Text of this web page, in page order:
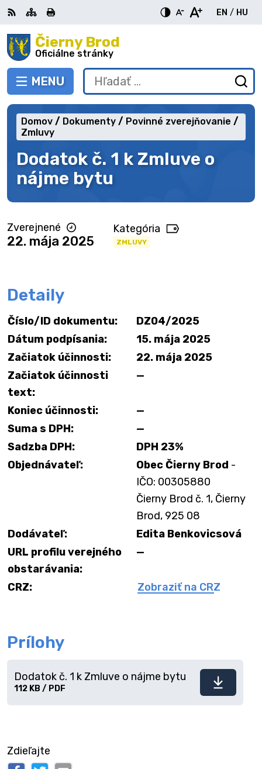
Preskočiť
na
obsah Čierny Brod
Oficiálne stránky
PREPNÚŤ
MENU
RSS MapaTlačiť
EN
English
/ HU
Hľadať:
Dodatok č. 1 k Zmluve o
nájme bytu
Domov Dokumenty
Povinné zverejňovanie
Zmluvy
Zverejnené
22. mája 2025
Kategória
ZMLUVY
Detaily
Číslo/ID dokumentu:
DZ04/2025
Dátum podpísania:
15. mája 2025
Začiatok účinnosti:
22. mája 2025
Začiatok účinnosti
text:
—
Koniec účinnosti:
—
Suma s DPH:
—
Sadzba DPH:
DPH 23%
Objednávateľ:
Obec Čierny Brod -
IČO: 00305880
Čierny Brod č. 1, Čierny
Brod, 925 08
Dodávateľ:
Edita Benkovicsová
URL profilu verejného
obstarávania:
—
CRZ: Zobraziť na CRZ
Prílohy
Stiahnuť
Dodatok č. 1 k Zmluve o nájme bytu
112 KB / PDF
Zdieľajte